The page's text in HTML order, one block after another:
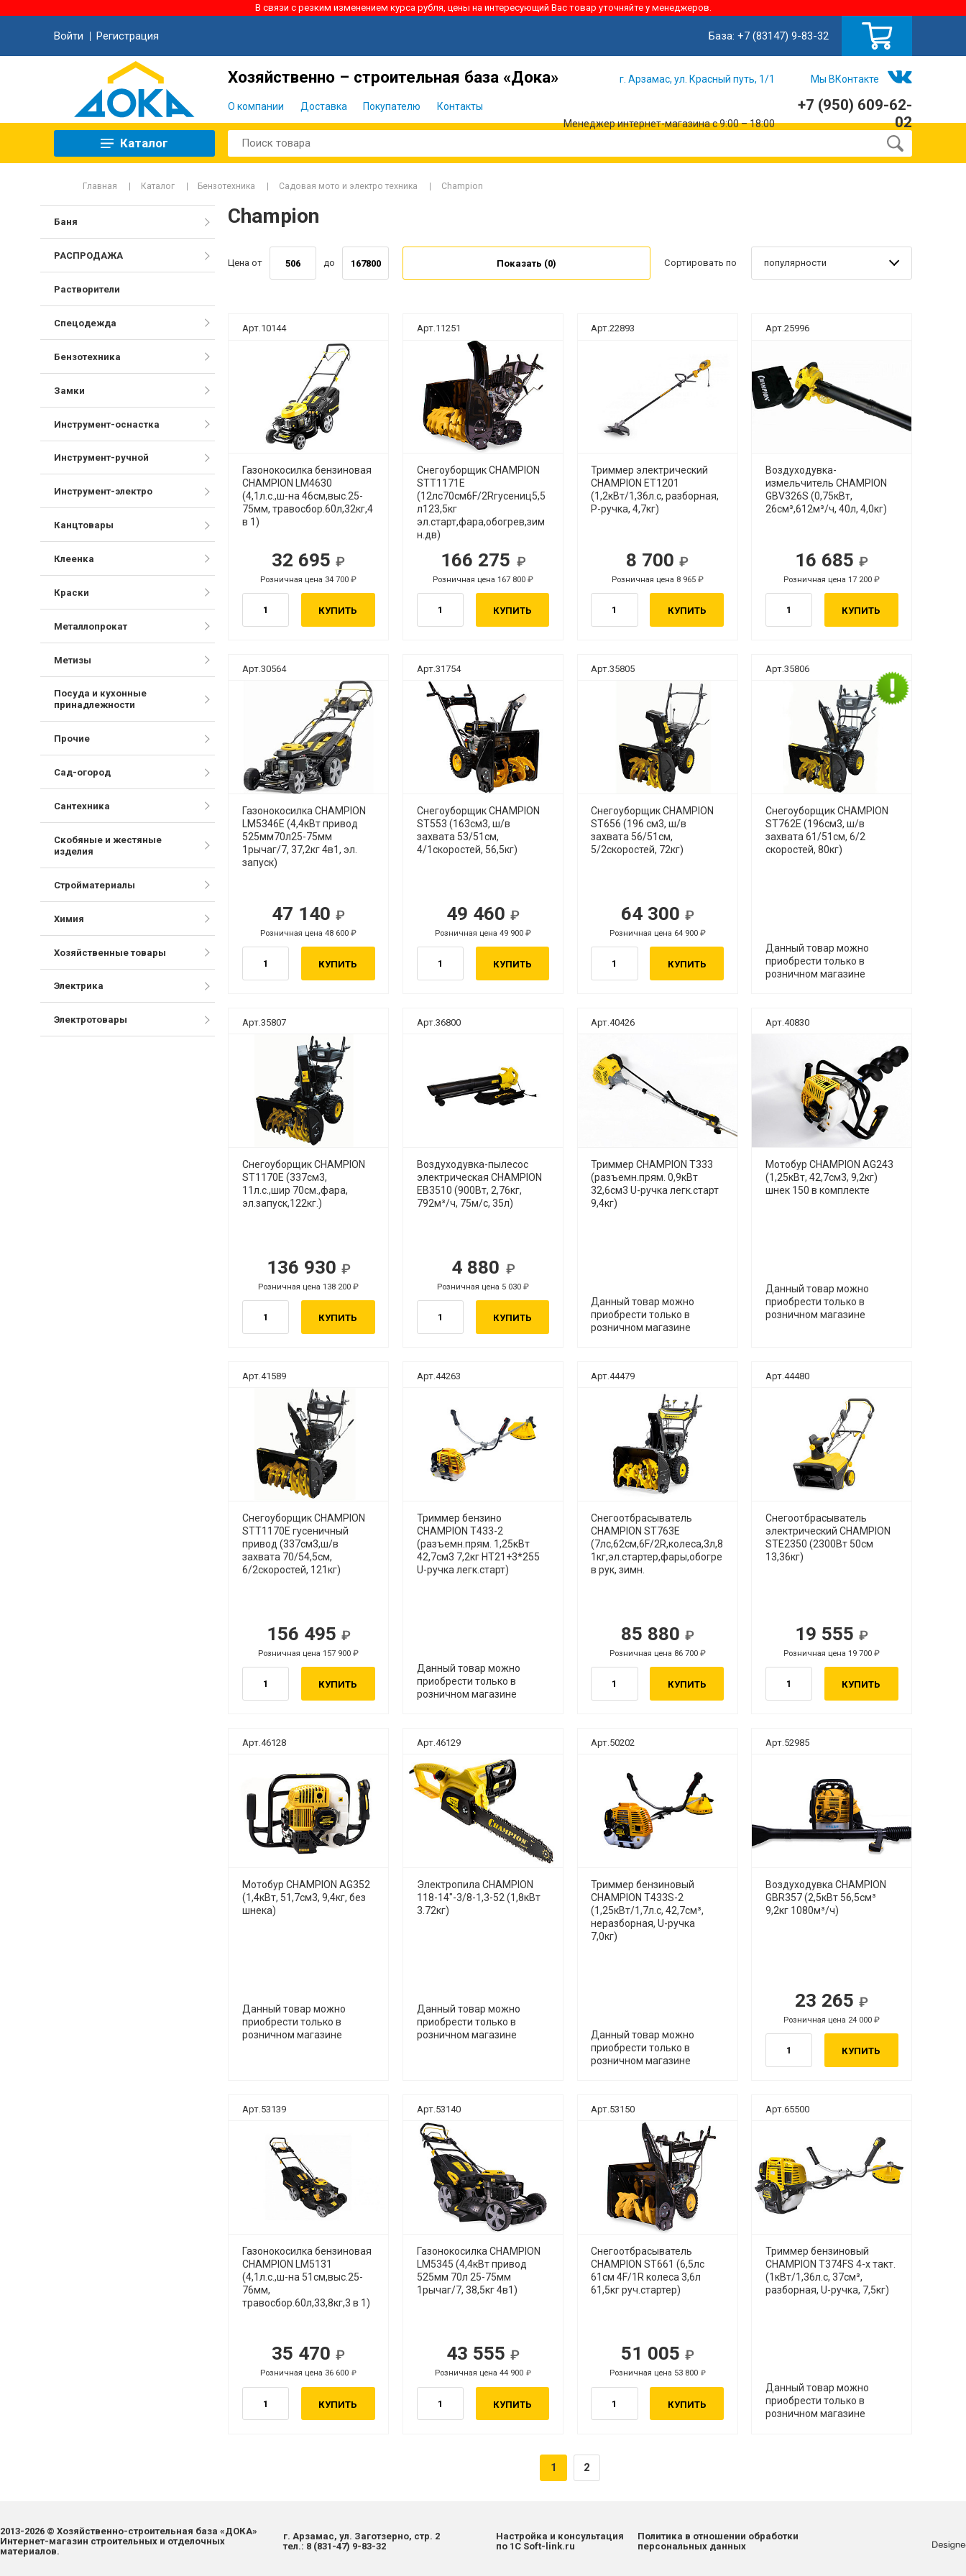
В связи с резким изменением курса рубля, цены на интересующий Вас товар уточняйте у менеджеров.
Войти Регистрация База: +7 (83147) 9-83-32
Хозяйственно – строительная база «Дока»
О компании Доставка Покупателю Контакты
г. Арзамас, ул. Красный путь, 1/1 Мы ВКонтакте
Менеджер интернет-магазина с 9:00 – 18:00
+7 (950) 609-62-
02
Каталог
Главная Каталог Бензотехника Садовая мото и электро техника Champion
Champion
Цена от до Показать (0) Сортировать по популярности
Арт.10144
Газонокосилка бензиновая
CHAMPION LM4630
(4,1л.с.,ш-на 46см,выс.25-
75мм, травосбор.60л,32кг,4
в 1)
32 695
Розничная цена 34 700
КУПИТЬ
Арт.11251
Снегоуборщик CHAMPION
STT1171E
(12лс70см6F/2Rгусениц5,5
л123,5кг
эл.старт,фара,обогрев,зим
н.дв)
166 275
Розничная цена 167 800
КУПИТЬ
Арт.22893
Триммер электрический
CHAMPION ET1201
(1,2кВт/1,36л.с, разборная,
P-ручка, 4,7кг)
8 700
руб.
Розничная цена 8 965
руб.
КУПИТЬ
Арт.25996
Воздуходувка-
измельчитель CHAMPION
GBV326S (0,75кВт,
26см³,612м³/ч, 40л, 4,0кг)
16 685
руб.
Розничная цена 17 200
руб.
КУПИТЬ
Арт.30564
Газонокосилка CHAMPION
LM5346E (4,4кВт привод
525мм70л25-75мм
1рычаг/7, 37,2кг 4в1, эл.
запуск)
47 140
Розничная цена 48 600
КУПИТЬ
Арт.31754
Снегоуборщик CHAMPION
ST553 (163см3, ш/в
захвата 53/51см,
4/1скоростей, 56,5кг)
49 460
Розничная цена 49 900
руб.
КУПИТЬ
Арт.35805
Снегоуборщик CHAMPION
ST656 (196 см3, ш/в
захвата 56/51см,
5/2скоростей, 72кг)
64 300
руб.
Розничная цена 64 900
руб.
КУПИТЬ
Арт.35806
Новинка
Снегоуборщик CHAMPION
ST762Е (196см3, ш/в
захвата 61/51см, 6/2
скоростей, 80кг)
Данный товар можно
приобрести только в
розничном магазине
Арт.35807
Снегоуборщик CHAMPION
ST1170Е (337см3,
11л.с.,шир 70см.,фара,
эл.запуск,122кг.)
136 930
Розничная цена 138 200
КУПИТЬ
Арт.36800
Воздуходувка-пылесос
электрическая CHAMPION
EB3510 (900Вт, 2,76кг,
792м³/ч, 75м/с, 35л)
4 880
Розничная цена 5 030
КУПИТЬ
Арт.40426
Триммер CHAMPION Т333
(разъемн.прям. 0,9кВт
32,6см3 U-ручка легк.старт
9,4кг)
Данный товар можно
приобрести только в
розничном магазине
Арт.40830
Мотобур CHAMPION AG243
(1,25кВт, 42,7см3, 9,2кг)
шнек 150 в комплекте
Данный товар можно
приобрести только в
розничном магазине
Арт.41589
Снегоуборщик CHAMPION
STT1170E гусеничный
привод (337см3,ш/в
захвата 70/54,5см,
6/2скоростей, 121кг)
156 495
Розничная цена 157 900
КУПИТЬ
Арт.44263
Триммер бензино
CHAMPION Т433-2
(разъемн.прям. 1,25кВт
42,7см3 7,2кг HT21+3*255
U-ручка легк.старт)
Данный товар можно
приобрести только в
розничном магазине
Арт.44479
Снегоотбрасыватель
CHAMPION ST763E
(7лс,62см,6F/2R,колеса,3л,8
1кг,эл.стартер,фары,обогре
в рук, зимн.
85 880
руб.
Розничная цена 86 700
руб.
КУПИТЬ
Арт.44480
Снегоотбрасыватель
электрический CHAMPION
STE2350 (2300Вт 50см
13,36кг)
19 555
Розничная цена 19 700
КУПИТЬ
Арт.46128
Мотобур CHAMPION AG352
(1,4кВт, 51,7см3, 9,4кг, без
шнека)
Данный товар можно
приобрести только в
розничном магазине
Арт.46129
Электропила CHAMPION
118-14"-3/8-1,3-52 (1,8кВт
3.72кг)
Данный товар можно
приобрести только в
розничном магазине
Арт.50202
Триммер бензиновый
CHAMPION Т433S-2
(1,25кВт/1,7л.с, 42,7см³,
неразборная, U-ручка
7,0кг)
Данный товар можно
приобрести только в
розничном магазине
Арт.52985
Воздуходувка CHAMPION
GBR357 (2,5кВт 56,5см³
9,2кг 1080м³/ч)
23 265
руб.
Розничная цена 24 000
руб.
КУПИТЬ
Арт.53139
Газонокосилка бензиновая
CHAMPION LM5131
(4,1л.с.,ш-на 51см,выс.25-
76мм,
травосбор.60л,33,8кг,3 в 1)
35 470
Розничная цена 36 600
КУПИТЬ
Арт.53140
Газонокосилка CHAMPION
LM5345 (4,4кВт привод
525мм 70л 25-75мм
1рычаг/7, 38,5кг 4в1)
43 555
Розничная цена 44 900
КУПИТЬ
Арт.53150
Снегоотбрасыватель
CHAMPION ST661 (6,5лс
61см 4F/1R колеса 3,6л
61,5кг руч.стартер)
51 005
руб.
Розничная цена 53 800
руб.
КУПИТЬ
Арт.65500
Триммер бензиновый
CHAMPION Т374FS 4-х такт.
(1кВт/1,36л.с, 37см³,
разборная, U-ручка, 7,5кг)
Данный товар можно
приобрести только в
розничном магазине
1 2
Баня
РАСПРОДАЖА
Растворители
Спецодежда
Бензотехника
Замки
Инструмент-оснастка
Инструмент-ручной
Инструмент-электро
Канцтовары
Клеенка
Краски
Металлопрокат
Метизы
Посуда и кухонные
принадлежности
Прочие
Сад-огород
Сантехника
Скобяные и жестяные
изделия
Стройматериалы
Химия
Хозяйственные товары
Электрика
Электротовары
2013-2026 © Хозяйственно-строительная база «ДОКА»
Интернет-магазин строительных и отделочных
материалов.
г. Арзамас, ул. Заготзерно, стр. 2
тел.: 8 (831-47) 9-83-32
Настройка и консультация
по 1С Soft-link.ru
Политика в отношении обработки
персональных данных